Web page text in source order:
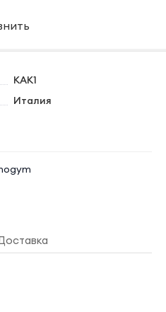
KAK1
Италия